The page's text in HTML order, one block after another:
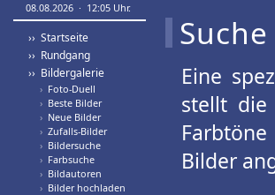
08.08.2026 · 12:05 Uhr.
›› Startseite
›› Rundgang
›› Bildergalerie
› Foto-Duell
› Beste Bilder
› Neue Bilder
› Zufalls-Bilder
› Bildersuche
› Farbsuche
› Bildautoren
› Bilder hochladen
Eine
stellt die
Bilder